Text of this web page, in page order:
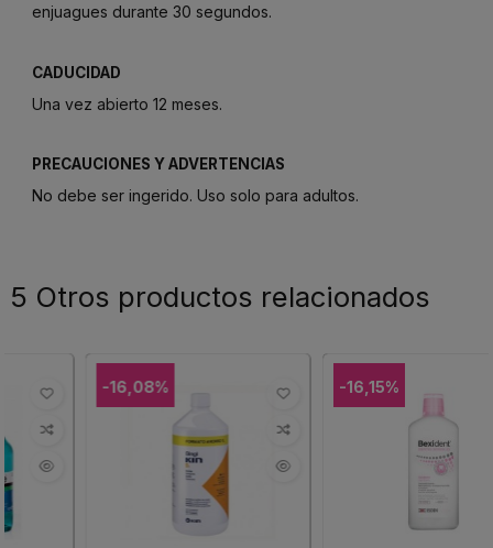
enjuagues durante 30 segundos.
CADUCIDAD
Una vez abierto 12 meses.
PRECAUCIONES Y ADVERTENCIAS
No debe ser ingerido. Uso solo para adultos.
5 Otros productos relacionados
-16,08% -16,15%